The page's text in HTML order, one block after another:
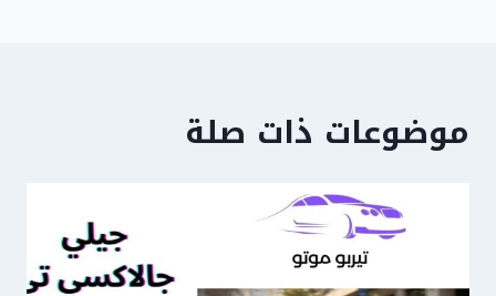
موضوعات ذات صلة